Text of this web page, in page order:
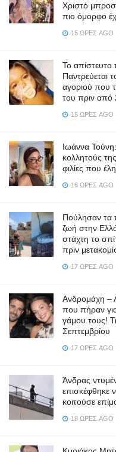
Χριστό
πιο όμορφο
15 ΏΡΕΣ AGO
Το απίστευτο
Παντρεύεται
αγοριού που
του πριν από
15 ΏΡΕΣ AGO
Ιωάννα
κολλητούς
φιλίες που
16 ΏΡΕΣ AGO
Πούλησαν τα
ζωή στην
στάχτη το
πριν
17 ΏΡΕΣ AGO
Ανδρομάχη –
που πήραν
γάμου τους!
Σεπτεμβρίου
17 ΏΡΕΣ AGO
Άνδρας
επισκέφθηκε
κοιτούσε
18 ΏΡΕΣ AGO